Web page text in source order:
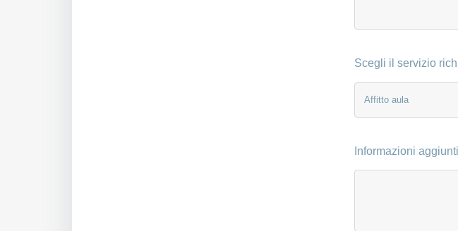
Scegli il servizio
Informazioni